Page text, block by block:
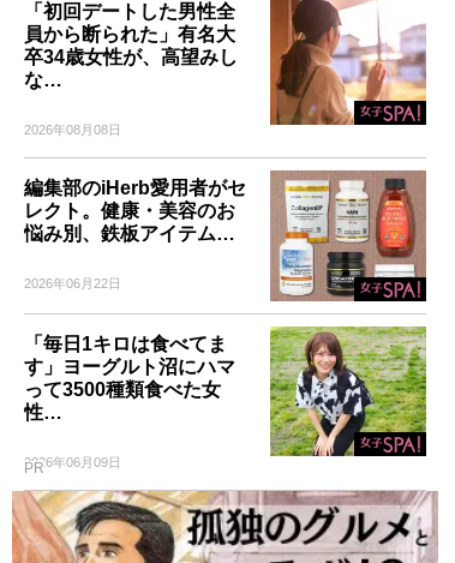
「初回デートした男性全
員から断られた」有名大
卒34歳女性が、高望みし
な…
2026年08月08日
編集部のiHerb愛用者がセ
レクト。健康・美容のお
悩み別、鉄板アイテム…
2026年06月22日
「毎日1キロは食べてま
す」ヨーグルト沼にハマ
って3500種類食べた女
性…
2026年06月09日
PR